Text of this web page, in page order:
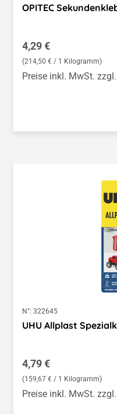
OPITEC
Regulärer Preis:
4,29 €
(214,50 € / 1 Kilogramm)
Preise inkl. MwSt.
N°: 322645
UHU Allplast
Regulärer Preis:
4,79 €
(159,67 € / 1 Kilogramm)
Preise inkl. MwSt.